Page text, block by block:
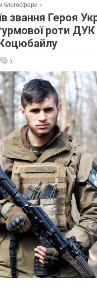
блогосфери »
звання Героя
роти
3